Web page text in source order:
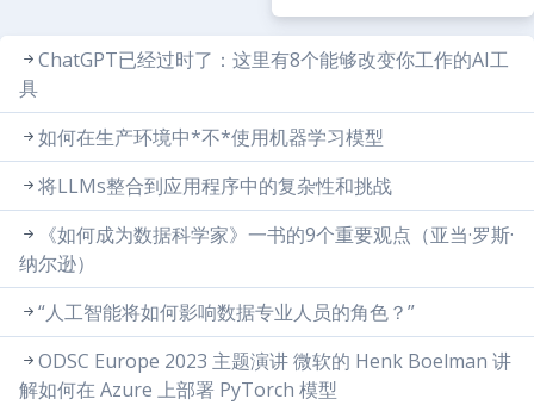
ChatGPT已经过时了：这里有8个能够改变你工作的AI工
具
如何在生产环境中*不*使用机器学习模型
将LLMs整合到应用程序中的复杂性和挑战
《如何成为数据科学家》一书的9个重要观点（亚当·罗斯·
纳尔逊）
“人工智能将如何影响数据专业人员的角色？”
ODSC Europe 2023 主题演讲 微软的 Henk Boelman 讲
解如何在 Azure 上部署 PyTorch 模型